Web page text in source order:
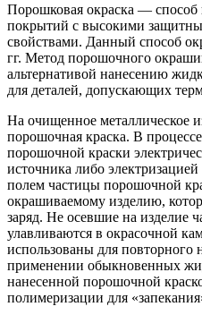
Порошковая окраска —
покрытий с высокими
свойствами. Данный способ
гг. Метод порошочного
альтернативой нанесению
для деталей, допускающих
На очищенное металлическое
порошочная краска. В
порошочной краски
источника либо
полем частицы порошочной
окрашиваемому изделию,
заряд. Не осевшие на изделие
улавливаются в окрасочной
использованы для повторного
применении обыкновенных
нанесенной порошочной
полимеризации для